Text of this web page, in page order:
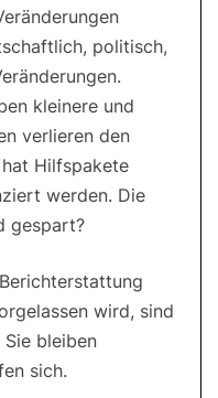
politisch,
kleinere und
verlieren den
Hilfspakete
werden. Die
gespart?
wird, sind
Sie bleiben
sich.